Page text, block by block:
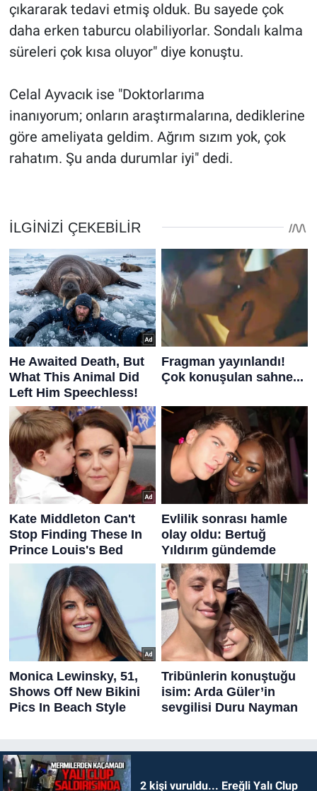
çıkararak tedavi etmiş olduk. Bu sayede çok
daha erken taburcu olabiliyorlar. Sondalı kalma
süreleri çok kısa oluyor" diye konuştu.
Celal Ayvacık ise "Doktorlarıma
inanıyorum; onların araştırmalarına, dediklerine
göre ameliyata geldim. Ağrım sızım yok, çok
rahatım. Şu anda durumlar iyi" dedi.
2 kişi vuruldu... Ereğli Yalı Clup